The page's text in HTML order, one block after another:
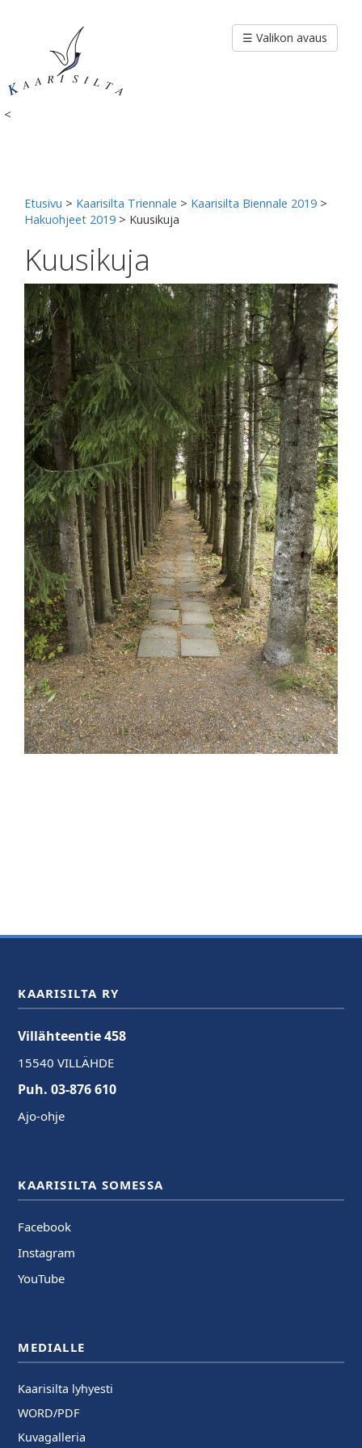
<
☰ Valikon avaus
Etusivu > Kaarisilta Triennale > Kaarisilta Biennale 2019 >
Hakuohjeet 2019 > Kuusikuja
Kuusikuja
KAARISILTA RY
Villähteentie 458
15540 VILLÄHDE
Puh. 03-876 610
Ajo-ohje
KAARISILTA SOMESSA
Facebook
Instagram
YouTube
MEDIALLE
Kaarisilta lyhyesti
WORD/PDF
Kuvagalleria